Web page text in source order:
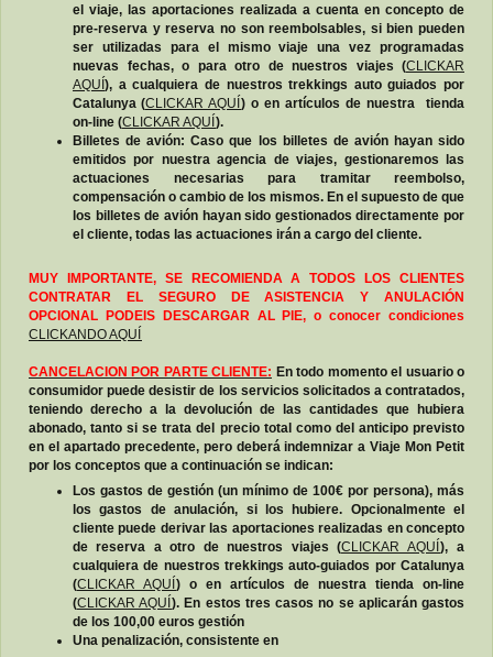
el viaje, las aportaciones realizada a cuenta en concepto de
pre-reserva y reserva no son reembolsables, si bien pueden
ser utilizadas para el mismo viaje una vez programadas
nuevas fechas, o para otro de nuestros viajes (CLICKAR
AQUÍ), a cualquiera de nuestros trekkings auto guiados por
Catalunya (CLICKAR AQUÍ) o en artículos de nuestra tienda
on-line (CLICKAR AQUÍ).
Billetes de avión: Caso que los billetes de avión hayan sido
emitidos por nuestra agencia de viajes, gestionaremos las
actuaciones necesarias para tramitar reembolso,
compensación o cambio de los mismos. En el supuesto de que
los billetes de avión hayan sido gestionados directamente por
el cliente, todas las actuaciones irán a cargo del cliente.
MUY IMPORTANTE, SE RECOMIENDA A TODOS LOS CLIENTES
CONTRATAR EL SEGURO DE ASISTENCIA Y ANULACIÓN
OPCIONAL PODEIS DESCARGAR AL PIE, o conocer condiciones
CLICKANDO AQUÍ
CANCELACION POR PARTE CLIENTE: En todo momento el usuario o
consumidor puede desistir de los servicios solicitados a contratados,
teniendo derecho a la devolución de las cantidades que hubiera
abonado, tanto si se trata del precio total como del anticipo previsto
en el apartado precedente, pero deberá indemnizar a Viaje Mon Petit
por los conceptos que a continuación se indican:
Los gastos de gestión (un mínimo de 100€ por persona), más
los gastos de anulación, si los hubiere. Opcionalmente el
cliente puede derivar las aportaciones realizadas en concepto
de reserva a otro de nuestros viajes (CLICKAR AQUÍ ), a
cualquiera de nuestros trekkings auto-guiados por Catalunya
(CLICKAR AQUÍ ) o en artículos de nuestra tienda on-line
(CLICKAR AQUÍ ). En estos tres casos no se aplicarán gastos
de los 100,00 euros gestión
Una penalización, consistente en